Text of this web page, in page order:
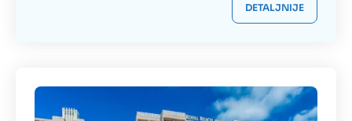
DETALJNIJE